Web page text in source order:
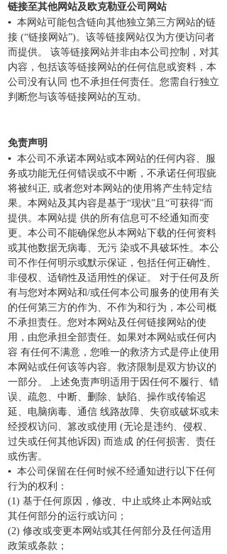
链接至其他网站及欧克勒亚公司网站
▪ 本网站可能包含链向其他独立第三方网站的链
接 (“链接网站”)。该等链接网站仅为方便访问者
而提供。 该等链接网站并非由本公司控制，对其
内容，包括该等链接网站的任何信息或资料，本
公司没有认同 也不承担任何责任。您需自行独立
判断您与该等链接网站的互动。
免责声明
▪ 本公司不承诺本网站或本网站的任何内容、服
务或功能无任何错误或不中断，不承诺任何瑕疵
将被纠正, 或者您对本网站的使用将产生特定结
果。本网站及其内容是基于“现状”且“可获得”而
提供。本网站提 供的所有信息可不经通知而变
更。本公司不能确保您从本网站下载的任何资料
或其他数据无病毒、无污 染或不具破坏性。本公
司不作任何明示或默示保证，包括任何正确性、
非侵权、适销性及适用性的保证。 对于任何及所
有与您对本网站和/或任何本公司服务的使用有关
的任何第三方的作为、不作为和行为，本公司概
不承担责任。您对本网站及任何链接网站的使
用，由您承担全部责任。如果对本网站或任何内
容 有任何不满意，您唯一的救济方式是停止使用
本网站或任何该等内容。救济限制是双方协议的
一部分。 上述免责声明适用于因任何不履行、错
误、疏忽、中断、删除、缺陷、操作或传输迟
延、电脑病毒、通信 线路故障、失窃或破坏或未
经授权访问、篡改或使用 (无论是违约、侵权、
过失或任何其他诉因) 而造成 的任何损害、责任
或伤害。
▪ 本公司保留在任何时候不经通知进行以下任何
行为的权利：
(1) 基于任何原因，修改、中止或终止本网站或
其任何部分的运行或访问；
(2) 修改或变更本网站或其任何部分及任何适用
政策或条款；